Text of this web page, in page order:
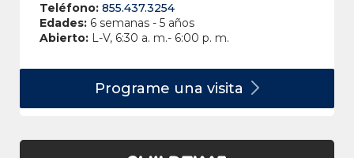
Teléfono: 855.437.3254
Edades: 6 semanas - 5 años
Abierto: L-V, 6:30 a. m.- 6:00 p. m.
Programe una visita